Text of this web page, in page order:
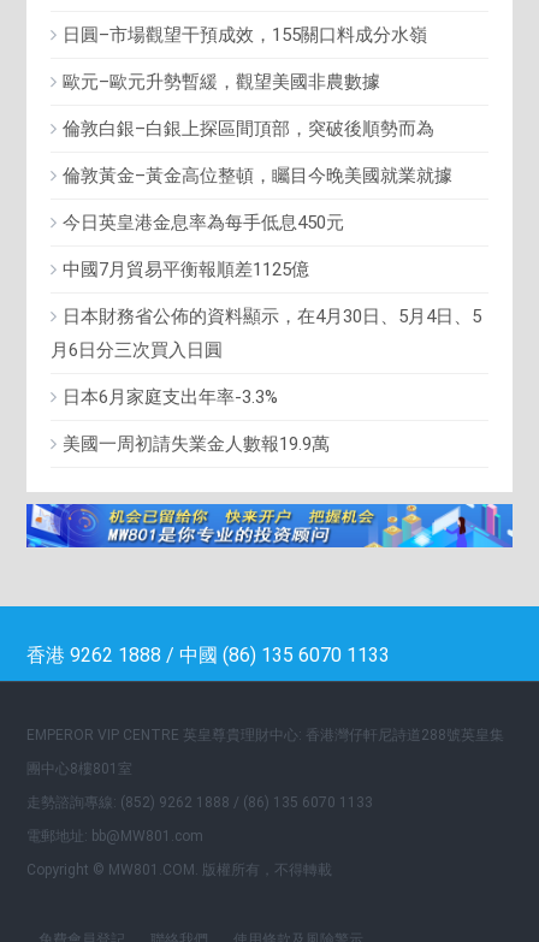
日圓–市場觀望干預成效，155關口料成分水嶺
歐元–歐元升勢暫緩，觀望美國非農數據
倫敦白銀–白銀上探區間頂部，突破後順勢而為
倫敦黃金–黃金高位整頓，矚目今晚美國就業就據
今日英皇港金息率為每手低息450元
中國7月貿易平衡報順差1125億
日本財務省公佈的資料顯示，在4月30日、5月4日、5
月6日分三次買入日圓
日本6月家庭支出年率-3.3%
美國一周初請失業金人數報19.9萬
香港 9262 1888 / 中國 (86) 135 6070 1133
EMPEROR VIP CENTRE 英皇尊貴理財中心: 香港灣仔軒尼詩道288號英皇集
團中心8樓801室
走勢諮詢專線: (852) 9262 1888 / (86) 135 6070 1133
電郵地址: bb@MW801.com
Copyright © MW801.COM. 版權所有，不得轉載